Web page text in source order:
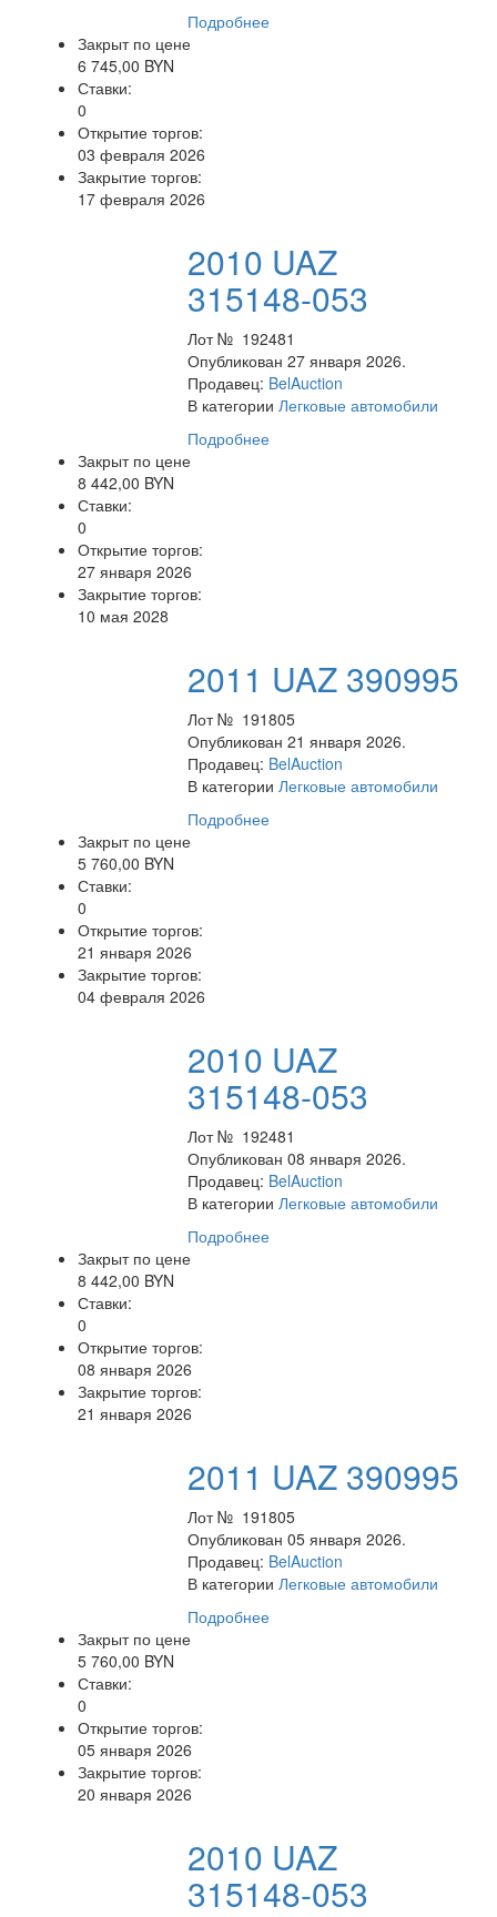
Подробнее
Закрыт по цене
6 745,00 BYN
Ставки:
0
Открытие торгов:
03 февраля 2026
Закрытие торгов:
17 февраля 2026
2010 UAZ
315148-053
Лот № 192481
Опубликован 27 января 2026.
Продавец: BelAuction
В категорииЛегковые автомобили
Подробнее
Закрыт по цене
8 442,00 BYN
Ставки:
0
Открытие торгов:
27 января 2026
Закрытие торгов:
10 мая 2028
2011 UAZ 390995
Лот № 191805
Опубликован 21 января 2026.
Продавец: BelAuction
В категорииЛегковые автомобили
Подробнее
Закрыт по цене
5 760,00 BYN
Ставки:
0
Открытие торгов:
21 января 2026
Закрытие торгов:
04 февраля 2026
2010 UAZ
315148-053
Лот № 192481
Опубликован 08 января 2026.
Продавец: BelAuction
В категорииЛегковые автомобили
Подробнее
Закрыт по цене
8 442,00 BYN
Ставки:
0
Открытие торгов:
08 января 2026
Закрытие торгов:
21 января 2026
2011 UAZ 390995
Лот № 191805
Опубликован 05 января 2026.
Продавец: BelAuction
В категорииЛегковые автомобили
Подробнее
Закрыт по цене
5 760,00 BYN
Ставки:
0
Открытие торгов:
05 января 2026
Закрытие торгов:
20 января 2026
2010 UAZ
315148-053